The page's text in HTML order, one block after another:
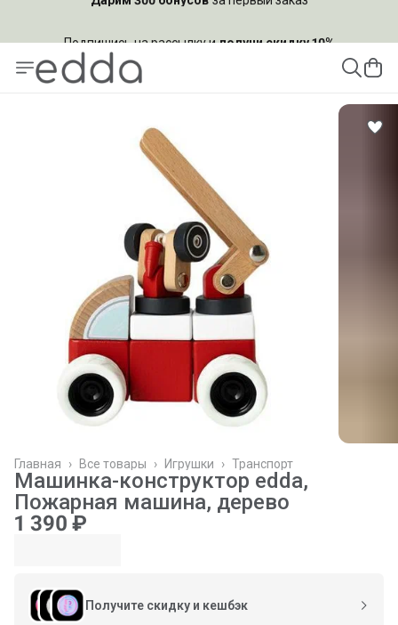
Транспорт
Игрушки ›
Все товары ›
Главная ›
Машинка-конструктор edda,
Пожарная машина, дерево
1 390 ₽
Получите скидку и кешбэк